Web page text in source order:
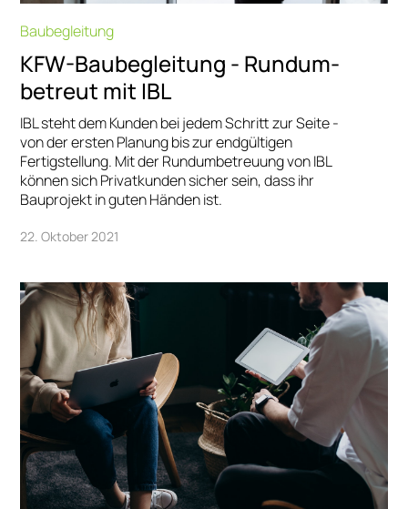
Baubegleitung
KFW-Baubegleitung - Rundum-
betreut mit IBL
IBL steht dem Kunden bei jedem Schritt zur Seite -
von der ersten Planung bis zur endgültigen
Fertigstellung. Mit der Rundumbetreuung von IBL
können sich Privatkunden sicher sein, dass ihr
Bauprojekt in guten Händen ist.
22. Oktober 2021